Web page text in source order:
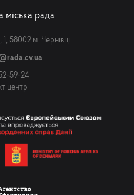
міська рада
58002 м. Чернівці
59-24
центр